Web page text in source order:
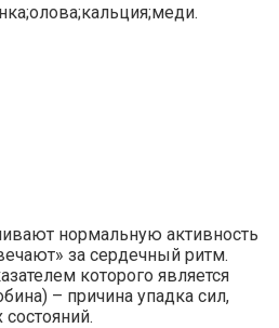
нормальную активность
за сердечный ритм.
которого является
– причина упадка сил,